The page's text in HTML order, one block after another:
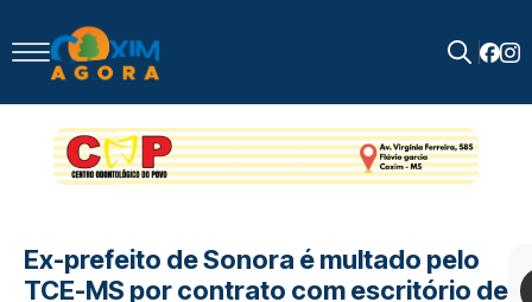
for:
Ex-prefeito de Sonora é multado pelo
TCE-MS por contrato com escritório de